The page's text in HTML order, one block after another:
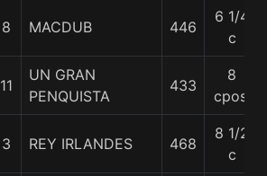
8 MACDUB 446
6 1/4
c
11
UN GRAN
PENQUISTA
433
8
cpos.
3 REY IRLANDES 468
8 1/2
c